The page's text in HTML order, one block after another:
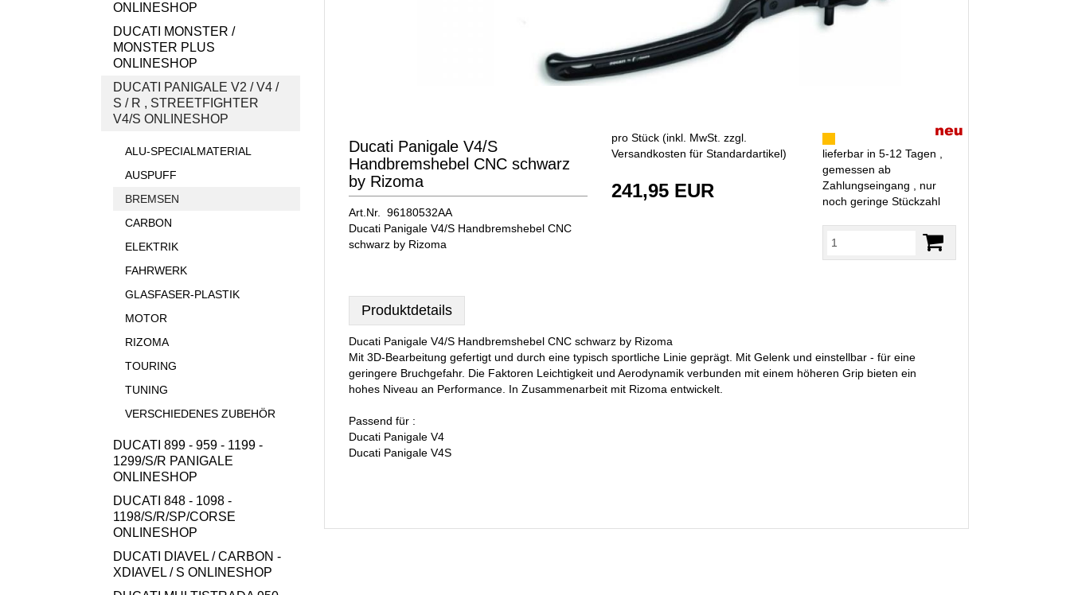
ONLINESHOP
DUCATI MONSTER /
MONSTER PLUS
ONLINESHOP
DUCATI PANIGALE V2 / V4 /
S / R , STREETFIGHTER
V4/S ONLINESHOP
ALU-SPECIALMATERIAL
AUSPUFF
BREMSEN
CARBON
ELEKTRIK
FAHRWERK
GLASFASER-PLASTIK
MOTOR
RIZOMA
TOURING
TUNING
VERSCHIEDENES ZUBEHÖR
DUCATI 899 - 959 - 1199 -
1299/S/R PANIGALE
ONLINESHOP
DUCATI 848 - 1098 -
1198/S/R/SP/CORSE
ONLINESHOP
DUCATI DIAVEL / CARBON -
XDIAVEL / S ONLINESHOP
Ducati Panigale V4/S
Handbremshebel CNC schwarz
by Rizoma
Art.Nr. 96180532AA
Ducati Panigale V4/S Handbremshebel CNC
schwarz by Rizoma
pro Stück (inkl. MwSt. zzgl.
Versandkosten für Standardartikel)
241,95 EUR
lieferbar in 5-12 Tagen ,
gemessen ab
Zahlungseingang , nur
noch geringe Stückzahl
Produktdetails
Ducati Panigale V4/S Handbremshebel CNC schwarz by Rizoma
Mit 3D-Bearbeitung gefertigt und durch eine typisch sportliche Linie geprägt. Mit Gelenk und einstellbar - für eine
geringere Bruchgefahr. Die Faktoren Leichtigkeit und Aerodynamik verbunden mit einem höheren Grip bieten ein
hohes Niveau an Performance. In Zusammenarbeit mit Rizoma entwickelt.
Passend für :
Ducati Panigale V4
Ducati Panigale V4S